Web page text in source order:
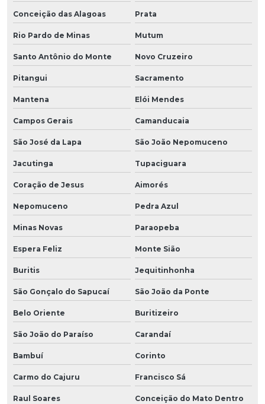
Conceição das Alagoas Prata
Rio Pardo de Minas Mutum
Santo Antônio do Monte Novo Cruzeiro
Pitangui Sacramento
Mantena Elói Mendes
Campos Gerais Camanducaia
São José da Lapa São João Nepomuceno
Jacutinga Tupaciguara
Coração de Jesus Aimorés
Nepomuceno Pedra Azul
Minas Novas Paraopeba
Espera Feliz Monte Sião
Buritis Jequitinhonha
São Gonçalo do Sapucaí São João da Ponte
Belo Oriente Buritizeiro
São João do Paraíso Carandaí
Bambuí Corinto
Carmo do Cajuru Francisco Sá
Raul Soares Conceição do Mato Dentro